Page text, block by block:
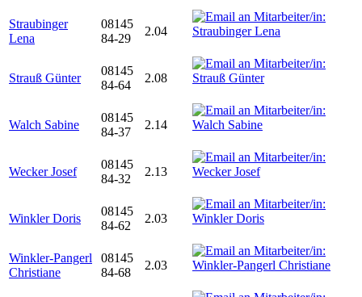
Straubinger
Lena
08145
84-29
2.04
Strauß Günter
08145
84-64
2.08
Walch Sabine
08145
84-37
2.14
Wecker Josef
08145
84-32
2.13
Winkler Doris
08145
84-62
2.03
Winkler-Pangerl
Christiane
08145
84-68
2.03